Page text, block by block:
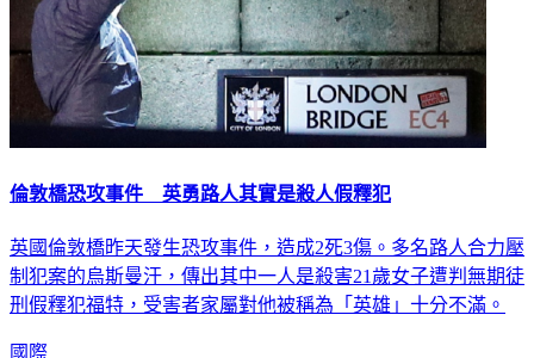
倫敦橋恐攻事件 英勇路人其實是殺人假釋犯
英國倫敦橋昨天發生恐攻事件，造成2死3傷。多名路人合力壓
制犯案的烏斯曼汗，傳出其中一人是殺害21歲女子遭判無期徒
刑假釋犯福特，受害者家屬對他被稱為「英雄」十分不滿。
國際